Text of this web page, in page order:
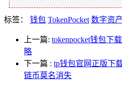
标签： 钱包 TokenPocket 数字资产
上一篇: tokenpocket钱包下
略
下一篇 : tp钱包官网正版下
链币莫名消失